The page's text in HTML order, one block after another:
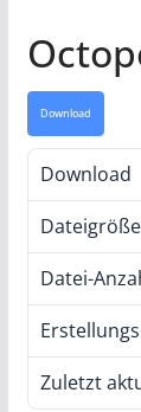
Download
Download
Dateigröße
Datei-
Zuletzt